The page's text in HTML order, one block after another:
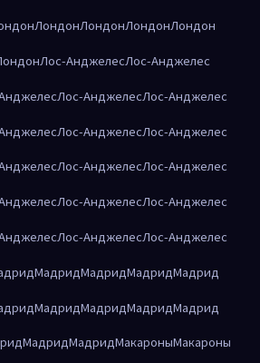
ЛондонЛондонЛондонЛондон
Лос-АнджелесЛос-Анджелес
Лос-АнджелесЛос-Анджелес
Лос-АнджелесЛос-Анджелес
Лос-АнджелесЛос-Анджелес
Лос-АнджелесЛос-Анджелес
Лос-АнджелесЛос-Анджелес
МадридМадридМадридМадрид
МадридМадридМадридМадрид
МадридМадридМакароныМакароны